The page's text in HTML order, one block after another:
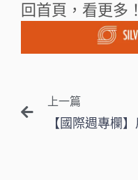
回首頁，看更多！
上一篇